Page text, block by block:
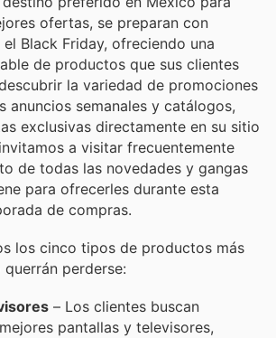
ofertas, se preparan con
Black Friday, ofreciendo una
de productos que sus clientes
la variedad de promociones
anuncios semanales y catálogos,
exclusivas directamente en su sitio
a visitar frecuentemente
de todas las novedades y gangas
para ofrecerles durante esta
de compras.
los cinco tipos de productos más
perderse:
– Los clientes buscan
pantallas y televisores,